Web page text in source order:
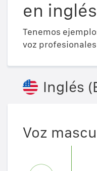
en
Tenemos
voz
Inglés
Voz